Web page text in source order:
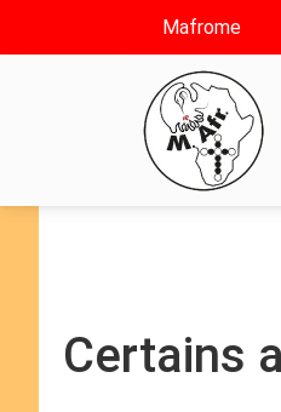
Mafrome
Certains